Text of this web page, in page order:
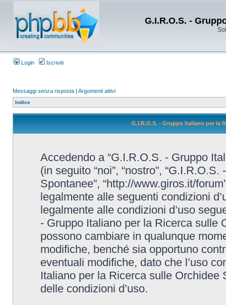
G.I.R.O.S. -
Login Iscriviti
Messaggi senza risposta | Argomenti attivi
Indice
G.I.R.O.S. - Gruppo Italiano per la
Accedendo a “G.I.R.O.S. - Gruppo
(in seguito “noi”, “nostro”,
Spontanee”, “http://www.giros.it/
legalmente alle seguenti condizioni
legalmente alle condizioni d’uso
- Gruppo Italiano per la Ricerca sulle
possono cambiare in qualunque
modifiche, benché sia opportuno
eventuali modifiche, dato che l’uso
Italiano per la Ricerca sulle Orchidee
delle condizioni d’uso.